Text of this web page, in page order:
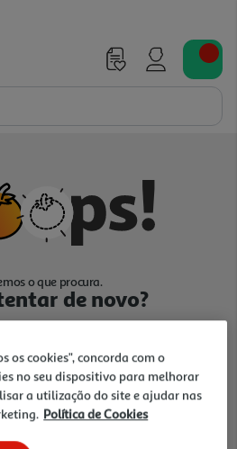
o que procura.
de novo?
os cookies", concorda com o
no seu dispositivo para melhorar
a utilização do site e ajudar nas
Política de Cookies